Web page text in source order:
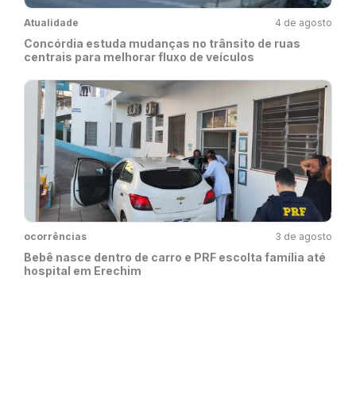
Atualidade 4 de agosto
Concórdia estuda mudanças no trânsito de ruas
centrais para melhorar fluxo de veículos
ocorrências 3 de agosto
Bebê nasce dentro de carro e PRF escolta família até
hospital em Erechim